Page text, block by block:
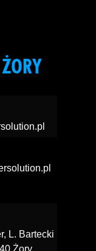
L. Bartecki
Żory,